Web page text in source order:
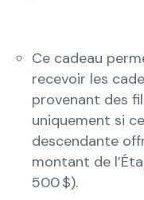
Ce cadeau
recevoir les
provenant des
uniquement si
descendante
montant de
500 $).